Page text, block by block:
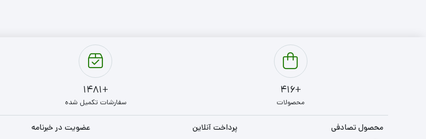
+416
محصولات
+1481
سفارشات تکمیل شده
محصول تصادفی پرداخت آنلاین عضویت در خبرنامه